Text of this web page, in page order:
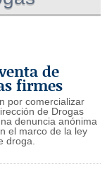
de
firmes
por comercializar
de Drogas
denuncia anónima
el marco de la ley
droga.